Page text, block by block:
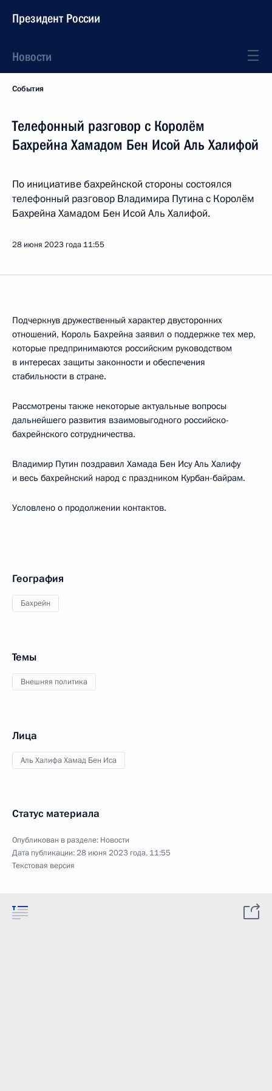
Президент России
Новости
События
Телефонный разговор с Королём
Бахрейна Хамадом Бен Исой Аль Халифой
По инициативе бахрейнской стороны состоялся
телефонный разговор Владимира Путина с Королём
Бахрейна Хамадом Бен Исой Аль Халифой.
28 июня 2023 года 11:55
Подчеркнув дружественный характер двусторонних
отношений, Король Бахрейна заявил о поддержке тех мер,
которые предпринимаются российским руководством
в интересах защиты законности и обеспечения
стабильности в стране.
Рассмотрены также некоторые актуальные вопросы
дальнейшего развития взаимовыгодного российско-
бахрейнского сотрудничества.
Владимир Путин поздравил Хамада Бен Ису Аль Халифу
и весь бахрейнский народ с праздником Курбан-байрам.
Условлено о продолжении контактов.
География
Бахрейн
Темы
Внешняя политика
Лица
Аль Халифа Хамад Бен Иса
Статус материала
Опубликован в разделе: Новости
Дата публикации:28 июня 2023 года, 11:55
Текстовая версия